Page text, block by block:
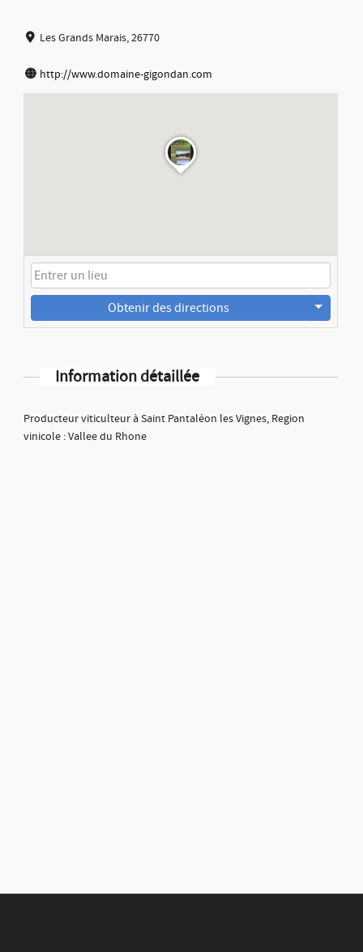
Les Grands Marais, 26770
http://www.domaine-gigondan.com
Obtenir des directions
Information détaillée
Producteur viticulteur à Saint Pantaléon les Vignes, Region
vinicole : Vallee du Rhone